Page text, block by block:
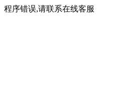
程序错误,请联系在线客服